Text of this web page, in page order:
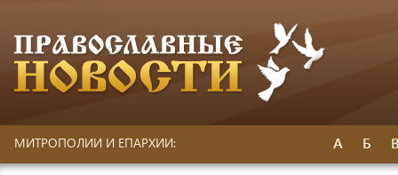
МИТРОПОЛИИ И ЕПАРХИИ: А Б